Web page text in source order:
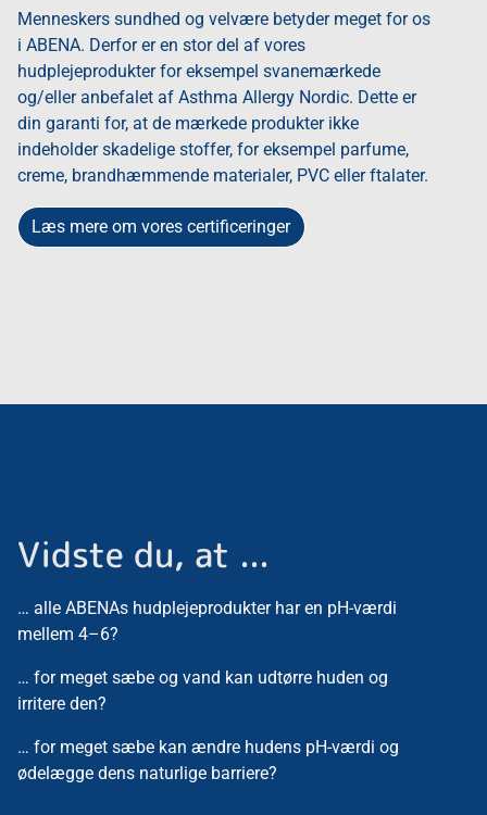
Menneskers sundhed og velvære betyder meget for os
i ABENA. Derfor er en stor del af vores
hudplejeprodukter for eksempel svanemærkede
og/eller anbefalet af Asthma Allergy Nordic. Dette er
din garanti for, at de mærkede produkter ikke
indeholder skadelige stoffer, for eksempel parfume,
creme, brandhæmmende materialer, PVC eller ftalater.
Læs mere om vores certificeringer
Vidste du, at ...
… alle ABENAs hudplejeprodukter har en pH-værdi
mellem 4–6?
… for meget sæbe og vand kan udtørre huden og
irritere den?
… for meget sæbe kan ændre hudens pH-værdi og
ødelægge dens naturlige barriere?